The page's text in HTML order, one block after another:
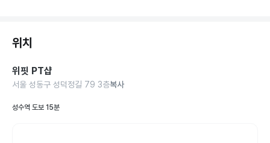
위치
위핏 PT샵
서울 성동구 성덕정길 79 3층복사
성수역 도보 15분